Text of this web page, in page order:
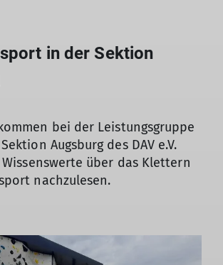
in der Sektion
bei der Leistungsgruppe
Augsburg des DAV e.V.
über das Klettern
nachzulesen.